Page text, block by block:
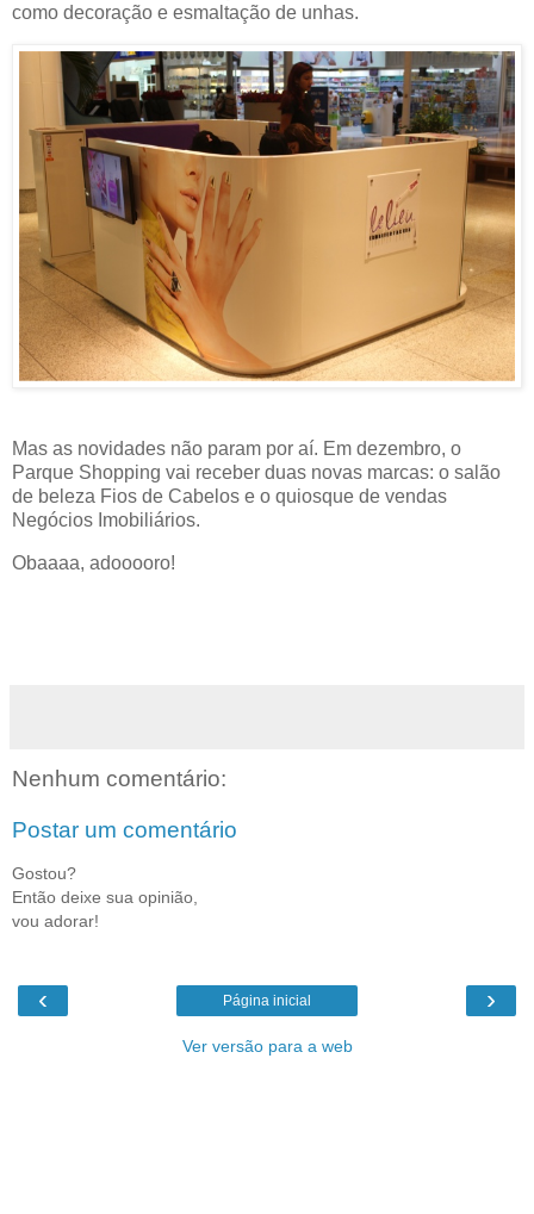
como decoração e esmaltação de unhas.
Mas as novidades não param por aí. Em dezembro, o
Parque Shopping vai receber duas novas marcas: o salão
de beleza Fios de Cabelos e o quiosque de vendas
Negócios Imobiliários.
Obaaaa, adooooro!
Nenhum comentário:
Postar um comentário
Gostou?
Então deixe sua opinião,
vou adorar!
‹ ›
Página inicial
Ver versão para a web